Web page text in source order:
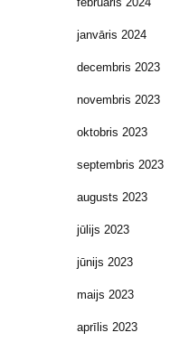
janvāris 2024
decembris 2023
novembris 2023
oktobris 2023
septembris 2023
augusts 2023
jūlijs 2023
jūnijs 2023
maijs 2023
aprīlis 2023